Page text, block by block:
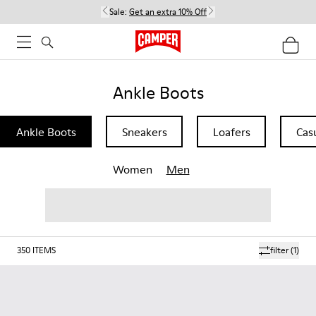
Sale: Get an extra 10% Off
Ankle Boots
Ankle Boots Sneakers Loafers
Women Men
filter(1)
350 ITEMS